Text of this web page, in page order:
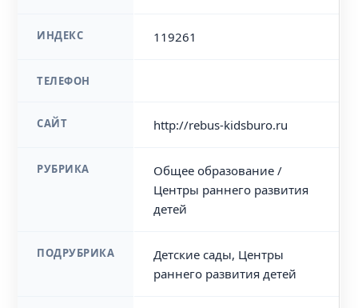
ИНДЕКС 119261
ТЕЛЕФОН
САЙТ http://rebus-kidsburo.ru
РУБРИКА
Общее образование /
Центры раннего развития
детей
ПОДРУБРИКА
Детские сады, Центры
раннего развития детей